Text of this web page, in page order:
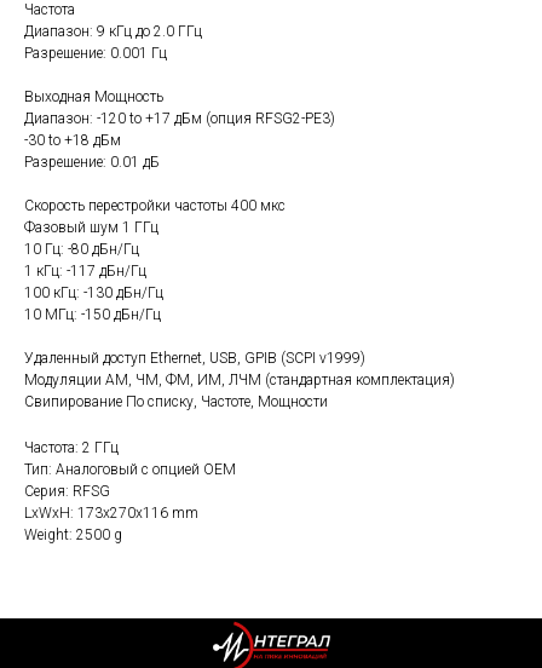
Частота
Диапазон: 9 кГц до 2.0 ГГц
Разрешение: 0.001 Гц
Выходная Мощность
Диапазон: -120 to +17 дБм (опция RFSG2-PE3)
-30 to +18 дБм
Разрешение: 0.01 дБ
Скорость перестройки частоты 400 мкс
Фазовый шум 1 ГГц
10 Гц: -80 дБн/Гц
1 кГц: -117 дБн/Гц
100 кГц: -130 дБн/Гц
10 МГц: -150 дБн/Гц
Удаленный доступ Ethernet, USB, GPIB (SCPI v1999)
Модуляции АМ, ЧМ, ФМ, ИМ, ЛЧМ (стандартная комплектация)
Свипирование По списку, Частоте, Мощности
Частота: 2 ГГц
Тип: Аналоговый с опцией OEM
Серия: RFSG
LxWxH: 173x270x116 mm
Weight: 2500 g